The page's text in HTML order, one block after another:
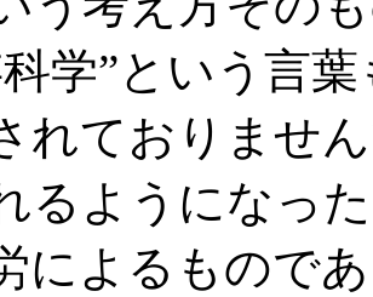
学”という言
れておりませ
るようになっ
によるもので